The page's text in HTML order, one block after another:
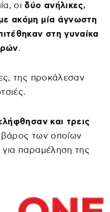
οι δύο ανήλικες,
ακόμη μία άγνωστη
στη γυναίκα
.
της προκάλεσαν
και τρεις
βάρος των οποίων
για παραμέληση της